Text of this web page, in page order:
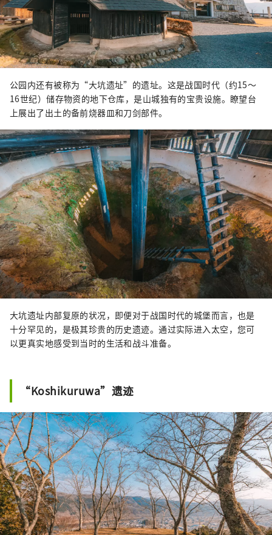
公园内还有被称为“大坑遗址”的遗址。这是战国时代（约15～
16世纪）储存物资的地下仓库，是山城独有的宝贵设施。瞭望台
上展出了出土的备前烧器皿和刀剑部件。
大坑遗址内部复原的状况，即便对于战国时代的城堡而言，也是
十分罕见的，是极其珍贵的历史遗迹。通过实际进入太空，您可
以更真实地感受到当时的生活和战斗准备。
“Koshikuruwa”遗迹